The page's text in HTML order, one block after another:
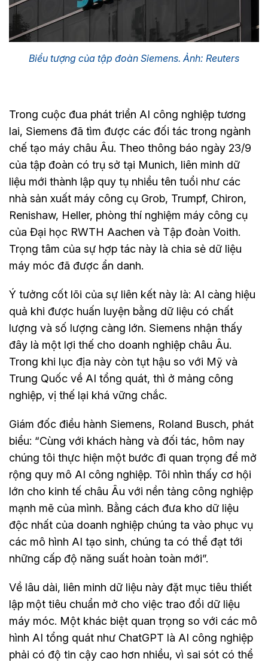
Biểu tượng của tập đoàn Siemens. Ảnh: Reuters
Trong cuộc đua phát triển AI công nghiệp tương
lai, Siemens đã tìm được các đối tác trong ngành
chế tạo máy châu Âu. Theo thông báo ngày 23/9
của tập đoàn có trụ sở tại Munich, liên minh dữ
liệu mới thành lập quy tụ nhiều tên tuổi như các
nhà sản xuất máy công cụ Grob, Trumpf, Chiron,
Renishaw, Heller, phòng thí nghiệm máy công cụ
của Đại học RWTH Aachen và Tập đoàn Voith.
Trọng tâm của sự hợp tác này là chia sẻ dữ liệu
máy móc đã được ẩn danh.
Ý tưởng cốt lõi của sự liên kết này là: AI càng hiệu
quả khi được huấn luyện bằng dữ liệu có chất
lượng và số lượng càng lớn. Siemens nhận thấy
đây là một lợi thế cho doanh nghiệp châu Âu.
Trong khi lục địa này còn tụt hậu so với Mỹ và
Trung Quốc về AI tổng quát, thì ở mảng công
nghiệp, vị thế lại khá vững chắc.
Giám đốc điều hành Siemens, Roland Busch, phát
biểu: “Cùng với khách hàng và đối tác, hôm nay
chúng tôi thực hiện một bước đi quan trọng để mở
rộng quy mô AI công nghiệp. Tôi nhìn thấy cơ hội
lớn cho kinh tế châu Âu với nền tảng công nghiệp
mạnh mẽ của mình. Bằng cách đưa kho dữ liệu
độc nhất của doanh nghiệp chúng ta vào phục vụ
các mô hình AI tạo sinh, chúng ta có thể đạt tới
những cấp độ năng suất hoàn toàn mới”.
Về lâu dài, liên minh dữ liệu này đặt mục tiêu thiết
lập một tiêu chuẩn mở cho việc trao đổi dữ liệu
máy móc. Một khác biệt quan trọng so với các mô
hình AI tổng quát như ChatGPT là AI công nghiệp
phải có độ tin cậy cao hơn nhiều, vì sai sót có thể